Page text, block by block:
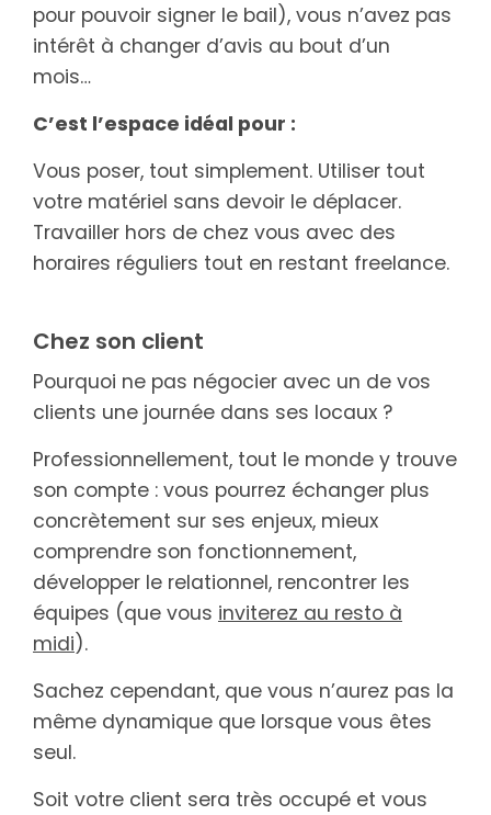
pour pouvoir signer le bail), vous n’avez pas
intérêt à changer d’avis au bout d’un
mois…
C’est l’espace idéal pour :
Vous poser, tout simplement. Utiliser tout
votre matériel sans devoir le déplacer.
Travailler hors de chez vous avec des
horaires réguliers tout en restant freelance.
Chez son client
Pourquoi ne pas négocier avec un de vos
clients une journée dans ses locaux ?
Professionnellement, tout le monde y trouve
son compte : vous pourrez échanger plus
concrètement sur ses enjeux, mieux
comprendre son fonctionnement,
développer le relationnel, rencontrer les
équipes (que vous inviterez au resto à
midi).
Sachez cependant, que vous n’aurez pas la
même dynamique que lorsque vous êtes
seul.
Soit votre client sera très occupé et vous